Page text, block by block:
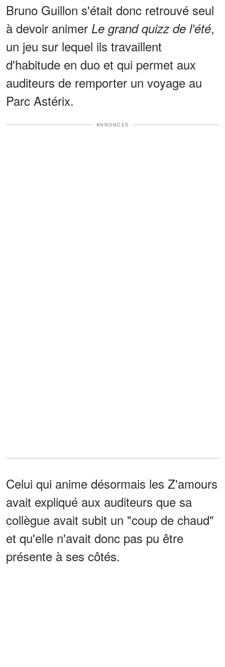
Bruno Guillon s'était donc retrouvé seul
à devoir animer Le grand quizz de l'été,
un jeu sur lequel ils travaillent
d'habitude en duo et qui permet aux
auditeurs de remporter un voyage au
Parc Astérix.
ANNONCES
Celui qui anime désormais les Z'amours
avait expliqué aux auditeurs que sa
collègue avait subit un "coup de chaud"
et qu'elle n'avait donc pas pu être
présente à ses côtés.